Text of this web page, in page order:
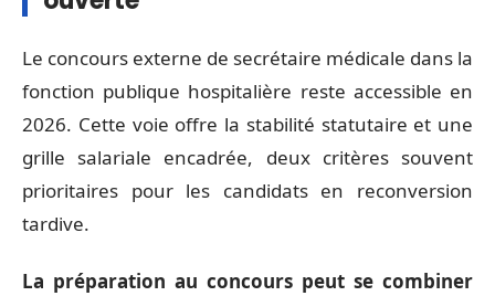
Le concours externe de secrétaire médicale dans la
fonction publique hospitalière reste accessible en
2026. Cette voie offre la stabilité statutaire et une
grille salariale encadrée, deux critères souvent
prioritaires pour les candidats en reconversion
tardive.
La préparation au concours peut se combiner